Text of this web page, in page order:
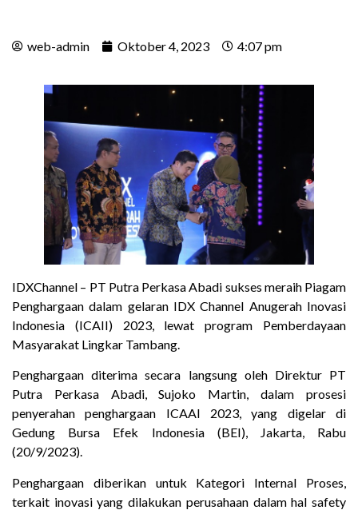
web-admin Oktober 4, 2023 4:07 pm
IDXChannel – PT Putra Perkasa Abadi sukses meraih Piagam
Penghargaan dalam gelaran IDX Channel Anugerah Inovasi
Indonesia (ICAII) 2023, lewat program Pemberdayaan
Masyarakat Lingkar Tambang.
Penghargaan diterima secara langsung oleh Direktur PT
Putra Perkasa Abadi, Sujoko Martin, dalam prosesi
penyerahan penghargaan ICAAI 2023, yang digelar di
Gedung Bursa Efek Indonesia (BEI), Jakarta, Rabu
(20/9/2023).
Penghargaan diberikan untuk Kategori Internal Proses,
terkait inovasi yang dilakukan perusahaan dalam hal safety